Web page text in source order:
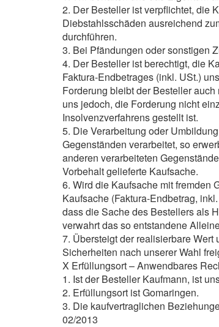
2. Der Besteller ist verpflichtet, die
Diebstahlsschäden ausreichend
durchführen.
3. Bei Pfändungen oder sonstigen
4. Der Besteller ist berechtigt, die
Faktura-Endbetrages (inkl. USt.)
Forderung bleibt der Besteller
uns jedoch, die Forderung nicht
Insolvenzverfahrens gestellt ist.
5. Die Verarbeitung oder
Gegenständen verarbeitet, so
anderen verarbeiteten
Vorbehalt gelieferte Kaufsache.
6. Wird die Kaufsache mit fremden
Kaufsache (Faktura-Endbetrag,
dass die Sache des Bestellers als
verwahrt das so entstandene
7. Übersteigt der realisierbare
Sicherheiten nach unserer Wahl
X Erfüllungsort – Anwendbares
1. Ist der Besteller Kaufmann, ist
2. Erfüllungsort ist Gomaringen.
3. Die kaufvertraglichen
02/2013